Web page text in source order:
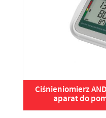
Ciśnieniomierz
aparat do